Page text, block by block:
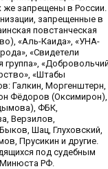
же запрещены в России.
запрещенные в
повстанческая
«Аль-Каида», «УНА-
«Свидетели
группа»,
«Штабы
Галкин, Моргенштерн,
Фёдоров (Оксимирон),
ФБК,
Верзилов,
Шац, Глуховский,
Прусикин и другие.
под судебным
РФ.